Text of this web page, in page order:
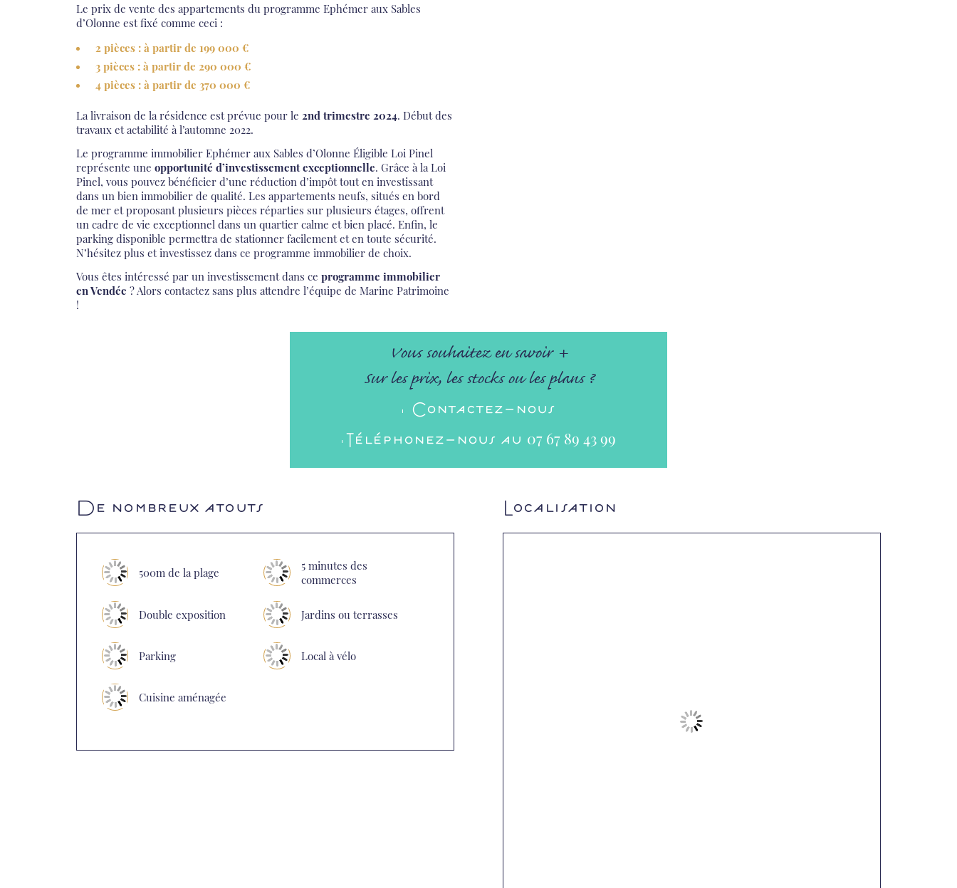
Le prix de vente des appartements du programme Ephémer aux Sables
d’Olonne est fixé comme ceci :
2 pièces : à partir de 199 000 €
3 pièces : à partir de 290 000 €
4 pièces : à partir de 370 000 €
La livraison de la résidence est prévue pour le 2nd trimestre 2024. Début des
travaux et actabilité à l’automne 2022.
Le programme immobilier Ephémer aux Sables d’Olonne Éligible Loi Pinel
représente une opportunité d’investissement exceptionnelle. Grâce à la Loi
Pinel, vous pouvez bénéficier d’une réduction d’impôt tout en investissant
dans un bien immobilier de qualité. Les appartements neufs, situés en bord
de mer et proposant plusieurs pièces réparties sur plusieurs étages, offrent
un cadre de vie exceptionnel dans un quartier calme et bien placé. Enfin, le
parking disponible permettra de stationner facilement et en toute sécurité.
N’hésitez plus et investissez dans ce programme immobilier de choix.
Vous êtes intéressé par un investissement dans ce programme immobilier
en Vendée ? Alors contactez sans plus attendre l’équipe de Marine Patrimoine
!
Vous souhaitez en savoir +
Sur les prix, les stocks ou les plans ?
Contactez-nous
Téléphonez-nous au 07 67 89 43 99
De nombreux atouts
500m de la plage
5 minutes des
commerces
Double exposition Jardins ou terrasses
Parking Local à vélo
Cuisine aménagée
Localisation